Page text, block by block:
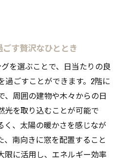
ビングの効果的な配置
るための設計ポイント
ぐ窓の配置
に役立つ設備
家づくりの秘訣
インを両立させる工夫
す日常の癒しと静寂
せるリビングの魅力
す贅沢なひととき
を選ぶことで、日当たりの良
過ごすことができます。2階に
、周囲の建物や木々からの日
光を取り込むことが可能で
く、太陽の暖かさを感じなが
、南向きに窓を配置すること
限に活用し、エネルギー効率